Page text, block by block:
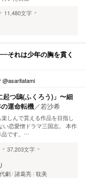
11,480文字
それは少年の胸を貫く
@asaritatami
つ鴟(ふくろう)」〜細
運命転機／若沙希
しんで貰える作品を目指し
い恋愛憎ドラマ三国志。 本作
品です。…
37,203文字
劇 諸葛亮 耽美